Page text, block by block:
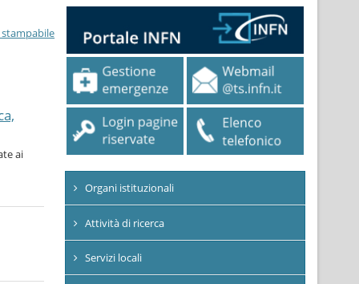
ai
Organi istituzionali
Attività di ricerca
Servizi locali